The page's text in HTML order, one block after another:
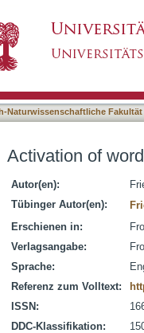
Naturwissenschaftliche Fakultät
Activation of
Autor(en):
Tübinger Autor(en):
Erschienen in:
Verlagsangabe:
Sprache:
Referenz zum Volltext:
ISSN:
DDC-Klassifikation: